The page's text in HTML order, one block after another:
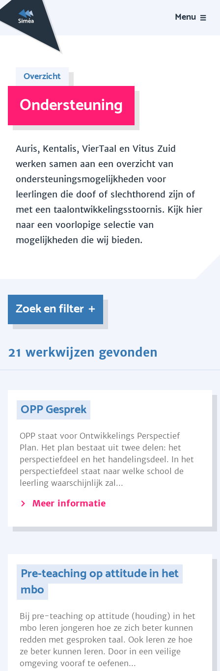
Menu
Overzicht
Ondersteuning
Auris, Kentalis, VierTaal en Vitus Zuid
werken samen aan een overzicht van
ondersteuningsmogelijkheden voor
leerlingen die doof of slechthorend zijn of
met een taalontwikkelingsstoornis. Kijk hier
naar een voorlopige selectie van
mogelijkheden die wij bieden.
Zoek en filter
21 werkwijzen gevonden
OPP Gesprek
OPP staat voor Ontwikkelings Perspectief
Plan. Het plan bestaat uit twee delen: het
perspectiefdeel en het handelingsdeel. In het
perspectiefdeel staat naar welke school de
leerling waarschijnlijk zal...
Meer informatie
Pre-teaching op attitude in het
mbo
Bij pre-teaching op attitude (houding) in het
mbo leren jongeren hoe ze zich beter kunnen
redden met gesproken taal. Ook leren ze hoe
ze beter kunnen leren. Door in een veilige
omgeving vooraf te oefenen...